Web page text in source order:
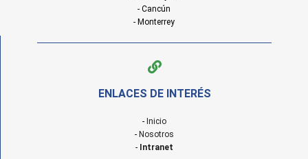
- Cancún
- Monterrey
ENLACES DE INTERÉS
- Inicio
- Nosotros
- Intranet